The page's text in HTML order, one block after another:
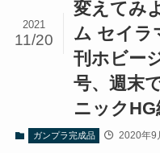
変えてみ
ム セイラ
刊ホビー
号、週末
ニックHG
2021
11/20
ガンプラ完成品 2020年9